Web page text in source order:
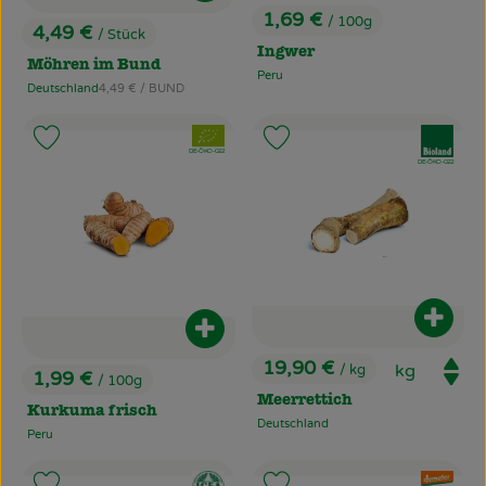
, Preis:
4,49 € / Stück
Möhren im Bund
, Herkunft:
Deutschland, Referenzpreis:
4,49 € / BUND
, Preis:
1,69 € / 100g
Ingwer
, Herkunft:
Peru
, Preis:
1,99 € / 100g
Kurkuma frisch
, Herkunft:
Peru
Produkt zum Warenkorb
, Verband:
, Kontrollstelle:
DE-ÖKO-022
Produkt zu Favouriten hinzufügen
, Preis:
19,90 € / kg
Meerrettich
, Herkunft:
Deutschland
, Kontrollstelle:
DE-ÖKO-022
Produkt zu Favouriten
, Verband: , Verband: